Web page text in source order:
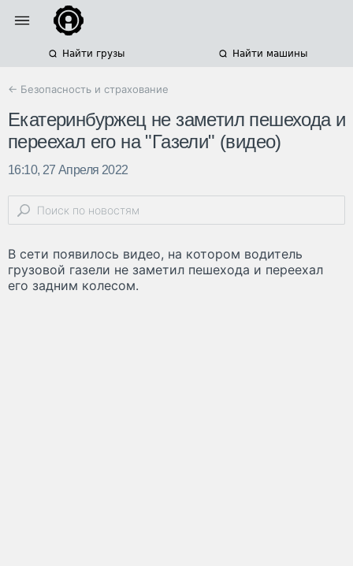
Найти грузы Найти машины
← Безопасность и страхование
Екатеринбуржец не заметил пешехода и
переехал его на "Газели" (видео)
16:10, 27 Апреля 2022
В сети появилось видео, на котором водитель
грузовой газели не заметил пешехода и переехал
его задним колесом.